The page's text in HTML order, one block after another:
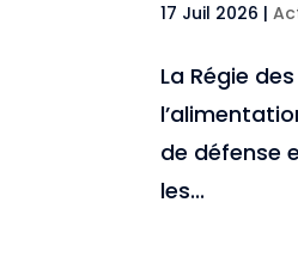
17 Juil 2026 |
La Régie
de défense
les...